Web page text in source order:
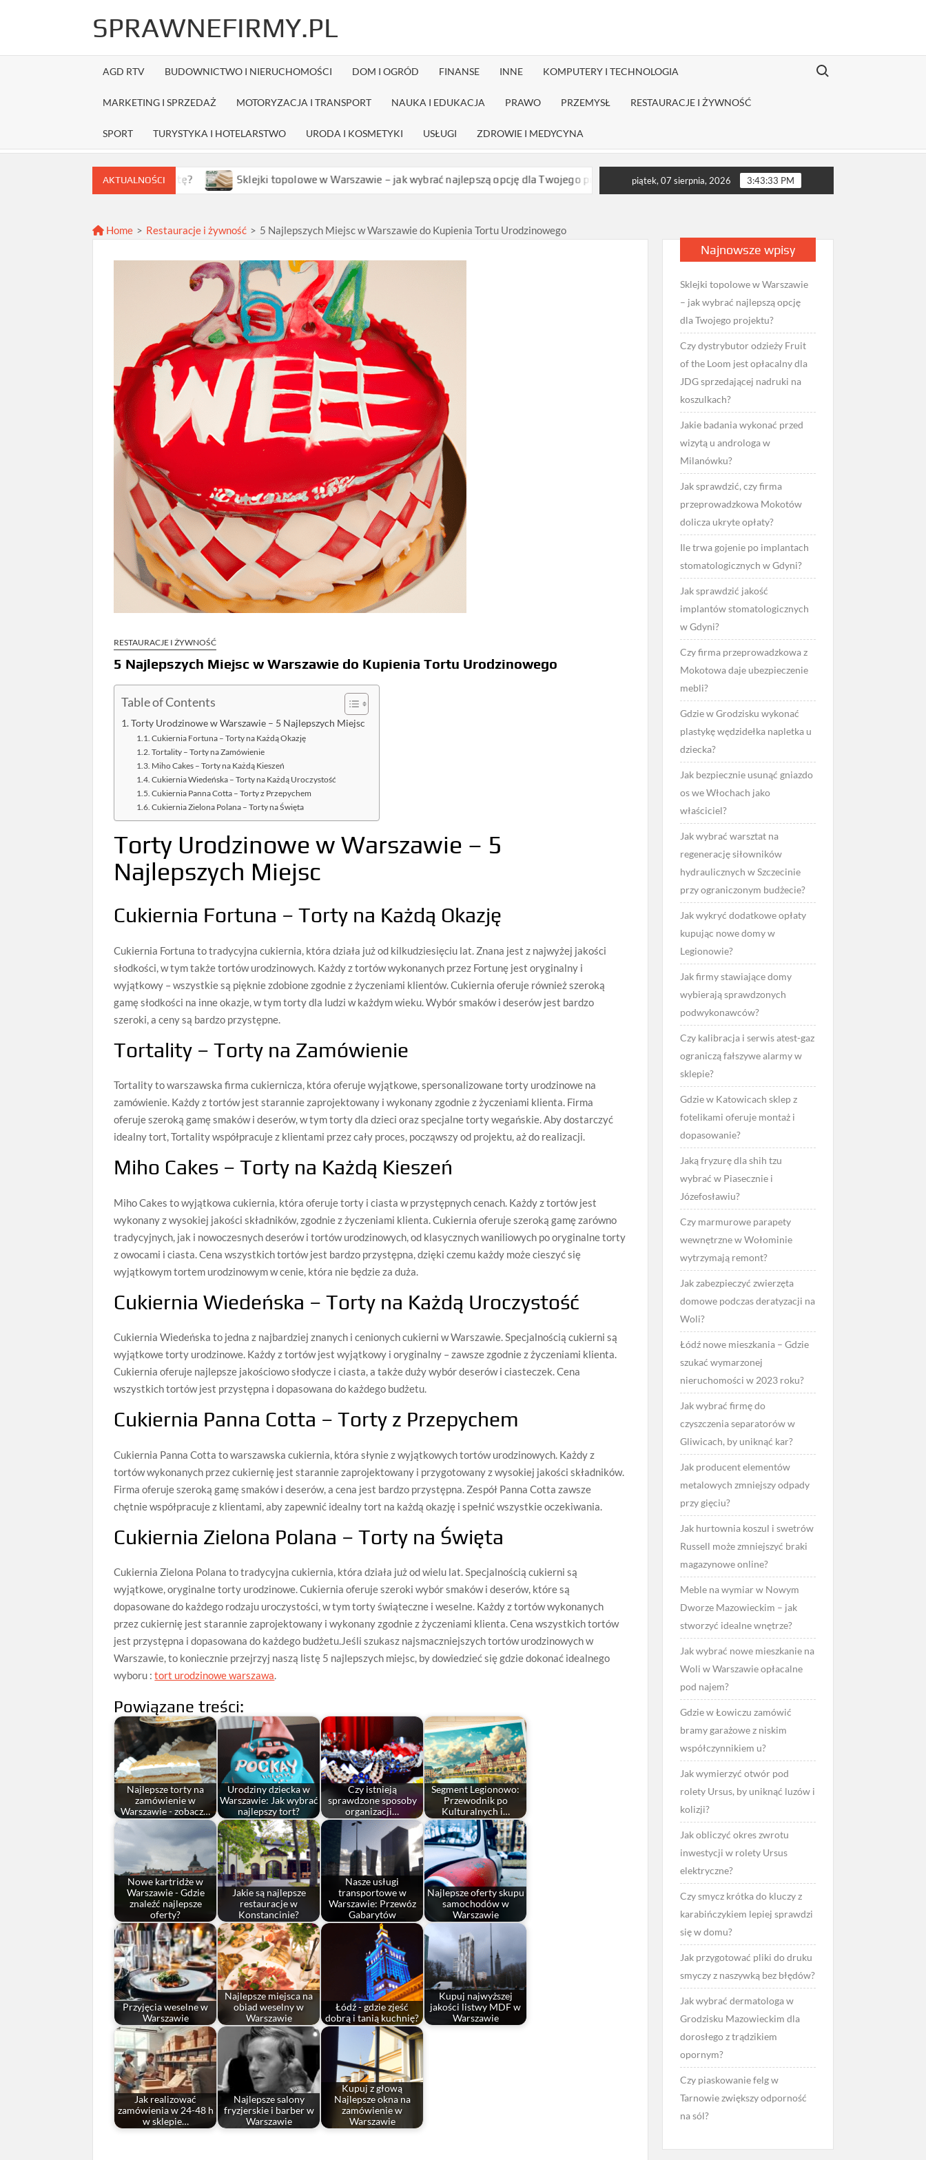
SPRAWNEFIRMY.PL
AGD RTV BUDOWNICTWO I NIERUCHOMOŚCI DOM I OGRÓD FINANSE INNE KOMPUTERY I TECHNOLOGIA
MARKETING I SPRZEDAŻ MOTORYZACJA I TRANSPORT NAUKA I EDUKACJA PRAWO PRZEMYSŁ RESTAURACJE I ŻYWNOŚĆ
SPORT TURYSTYKA I HOTELARSTWO URODA I KOSMETYKI USŁUGI ZDROWIE I MEDYCYNA
Search for:
AKTUALNOŚCI
wybrać najlepszą ofertę? Sklejki topolowe w Warszawie – jak wybrać najlepszą opcję dla Twojego projektu? Czy dystrybutor odzieży Fruit of the Loom jest opłacalny dla JDG
piątek, 07 sierpnia, 2026 3:43:34 PM
Home > Restauracje i żywność > 5 Najlepszych Miejsc w Warszawie do Kupienia Tortu Urodzinowego
RESTAURACJE I ŻYWNOŚĆ
5 Najlepszych Miejsc w Warszawie do Kupienia Tortu Urodzinowego
Table of Contents
Torty Urodzinowe w Warszawie – 5 Najlepszych Miejsc
Cukiernia Fortuna – Torty na Każdą Okazję
Tortality – Torty na Zamówienie
Miho Cakes – Torty na Każdą Kieszeń
Cukiernia Wiedeńska – Torty na Każdą Uroczystość
Cukiernia Panna Cotta – Torty z Przepychem
Cukiernia Zielona Polana – Torty na Święta
Torty Urodzinowe w Warszawie – 5
Najlepszych Miejsc
Cukiernia Fortuna – Torty na Każdą Okazję
Cukiernia Fortuna to tradycyjna cukiernia, która działa już od kilkudziesięciu lat. Znana jest z najwyżej jakości
słodkości, w tym także tortów urodzinowych. Każdy z tortów wykonanych przez Fortunę jest oryginalny i
wyjątkowy – wszystkie są pięknie zdobione zgodnie z życzeniami klientów. Cukiernia oferuje również szeroką
gamę słodkości na inne okazje, w tym torty dla ludzi w każdym wieku. Wybór smaków i deserów jest bardzo
szeroki, a ceny są bardzo przystępne.
Tortality – Torty na Zamówienie
Tortality to warszawska firma cukiernicza, która oferuje wyjątkowe, spersonalizowane torty urodzinowe na
zamówienie. Każdy z tortów jest starannie zaprojektowany i wykonany zgodnie z życzeniami klienta. Firma
oferuje szeroką gamę smaków i deserów, w tym torty dla dzieci oraz specjalne torty wegańskie. Aby dostarczyć
idealny tort, Tortality współpracuje z klientami przez cały proces, począwszy od projektu, aż do realizacji.
Miho Cakes – Torty na Każdą Kieszeń
Miho Cakes to wyjątkowa cukiernia, która oferuje torty i ciasta w przystępnych cenach. Każdy z tortów jest
wykonany z wysokiej jakości składników, zgodnie z życzeniami klienta. Cukiernia oferuje szeroką gamę zarówno
tradycyjnych, jak i nowoczesnych deserów i tortów urodzinowych, od klasycznych waniliowych po oryginalne torty
z owocami i ciasta. Cena wszystkich tortów jest bardzo przystępna, dzięki czemu każdy może cieszyć się
wyjątkowym tortem urodzinowym w cenie, która nie będzie za duża.
Cukiernia Wiedeńska – Torty na Każdą Uroczystość
Cukiernia Wiedeńska to jedna z najbardziej znanych i cenionych cukierni w Warszawie. Specjalnością cukierni są
wyjątkowe torty urodzinowe. Każdy z tortów jest wyjątkowy i oryginalny – zawsze zgodnie z życzeniami klienta.
Cukiernia oferuje najlepsze jakościowo słodycze i ciasta, a także duży wybór deserów i ciasteczek. Cena
wszystkich tortów jest przystępna i dopasowana do każdego budżetu.
Cukiernia Panna Cotta – Torty z Przepychem
Cukiernia Panna Cotta to warszawska cukiernia, która słynie z wyjątkowych tortów urodzinowych. Każdy z
tortów wykonanych przez cukiernię jest starannie zaprojektowany i przygotowany z wysokiej jakości składników.
Firma oferuje szeroką gamę smaków i deserów, a cena jest bardzo przystępna. Zespół Panna Cotta zawsze
chętnie współpracuje z klientami, aby zapewnić idealny tort na każdą okazję i spełnić wszystkie oczekiwania.
Cukiernia Zielona Polana – Torty na Święta
Cukiernia Zielona Polana to tradycyjna cukiernia, która działa już od wielu lat. Specjalnością cukierni są
wyjątkowe, oryginalne torty urodzinowe. Cukiernia oferuje szeroki wybór smaków i deserów, które są
dopasowane do każdego rodzaju uroczystości, w tym torty świąteczne i weselne. Każdy z tortów wykonanych
przez cukiernię jest starannie zaprojektowany i wykonany zgodnie z życzeniami klienta. Cena wszystkich tortów
jest przystępna i dopasowana do każdego budżetu.Jeśli szukasz najsmaczniejszych tortów urodzinowych w
Warszawie, to koniecznie przejrzyj naszą listę 5 najlepszych miejsc, by dowiedzieć się gdzie dokonać idealnego
wyboru :tort urodzinowe warszawa.
Powiązane treści:
Najlepsze torty na
zamówienie w
Warszawie - zobacz…
Urodziny dziecka w
Warszawie: Jak wybrać
najlepszy tort?
Czy istnieją
sprawdzone sposoby
organizacji…
Segment Legionowo:
Przewodnik po
Kulturalnych i…
Nowe kartridże w
Warszawie - Gdzie
znaleźć najlepsze
oferty?
Jakie są najlepsze
restauracje w
Konstancinie?
Nasze usługi
transportowe w
Warszawie: Przewóz
Gabarytów
Najlepsze oferty skupu
samochodów w
Warszawie
Przyjęcia weselne w
Warszawie
Najlepsze miejsca na
obiad weselny w
Warszawie
Łódź - gdzie zjeść
dobrą i tanią kuchnię?
Kupuj najwyższej
jakości listwy MDF w
Warszawie
Jak realizować
zamówienia w 24-48 h
w sklepie…
Najlepsze salony
fryzjerskie i barber w
Warszawie
Kupuj z głową
Najlepsze okna na
zamówienie w
Warszawie
Najnowsze wpisy
Sklejki topolowe w Warszawie
– jak wybrać najlepszą opcję
dla Twojego projektu?
Czy dystrybutor odzieży Fruit
of the Loom jest opłacalny dla
JDG sprzedającej nadruki na
koszulkach?
Jakie badania wykonać przed
wizytą u androloga w
Milanówku?
Jak sprawdzić, czy firma
przeprowadzkowa Mokotów
dolicza ukryte opłaty?
Ile trwa gojenie po implantach
stomatologicznych w Gdyni?
Jak sprawdzić jakość
implantów stomatologicznych
w Gdyni?
Czy firma przeprowadzkowa z
Mokotowa daje ubezpieczenie
mebli?
Gdzie w Grodzisku wykonać
plastykę wędzidełka napletka u
dziecka?
Jak bezpiecznie usunąć gniazdo
os we Włochach jako
właściciel?
Jak wybrać warsztat na
regenerację siłowników
hydraulicznych w Szczecinie
przy ograniczonym budżecie?
Jak wykryć dodatkowe opłaty
kupując nowe domy w
Legionowie?
Jak firmy stawiające domy
wybierają sprawdzonych
podwykonawców?
Czy kalibracja i serwis atest-gaz
ograniczą fałszywe alarmy w
sklepie?
Gdzie w Katowicach sklep z
fotelikami oferuje montaż i
dopasowanie?
Jaką fryzurę dla shih tzu
wybrać w Piasecznie i
Józefosławiu?
Czy marmurowe parapety
wewnętrzne w Wołominie
wytrzymają remont?
Jak zabezpieczyć zwierzęta
domowe podczas deratyzacji na
Woli?
Łódź nowe mieszkania – Gdzie
szukać wymarzonej
nieruchomości w 2023 roku?
Jak wybrać firmę do
czyszczenia separatorów w
Gliwicach, by uniknąć kar?
Jak producent elementów
metalowych zmniejszy odpady
przy gięciu?
Jak hurtownia koszul i swetrów
Russell może zmniejszyć braki
magazynowe online?
Meble na wymiar w Nowym
Dworze Mazowieckim – jak
stworzyć idealne wnętrze?
Jak wybrać nowe mieszkanie na
Woli w Warszawie opłacalne
pod najem?
Gdzie w Łowiczu zamówić
bramy garażowe z niskim
współczynnikiem u?
Jak wymierzyć otwór pod
rolety Ursus, by uniknąć luzów i
kolizji?
Jak obliczyć okres zwrotu
inwestycji w rolety Ursus
elektryczne?
Czy smycz krótka do kluczy z
karabińczykiem lepiej sprawdzi
się w domu?
Jak przygotować pliki do druku
smyczy z naszywką bez błędów?
Jak wybrać dermatologa w
Grodzisku Mazowieckim dla
dorosłego z trądzikiem
opornym?
Czy piaskowanie felg w
Tarnowie zwiększy odporność
na sól?